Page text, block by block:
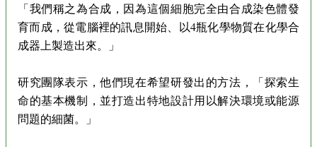
「我們稱之為合成，因為這個細胞完全由合成染色體發
育而成，從電腦裡的訊息開始、以4瓶化學物質在化學合
成器上製造出來。」
研究團隊表示，他們現在希望研發出的方法，「探索生
命的基本機制，並打造出特地設計用以解決環境或能源
問題的細菌。」